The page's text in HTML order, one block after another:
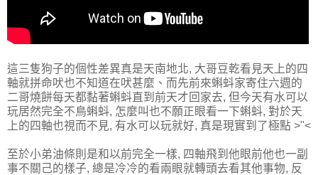
這三隻狗子的個性差異真是天南地北, 大哥豆乾看見天上的四
軸就拼命吠也不知道在吠甚麼、而先前來蝌蚪家寄住六週的
二哥燒餅每天都黏著蝌蚪直到前天才回家去, 但今天有水可以
玩居然完全不鳥蝌蚪, 怎麼叫也不願正眼看一下蝌蚪, 對於天
上的四軸也視而不見, 有水可以玩就好, 真是現實到了極點 >"<
至於小弟油條則是和以前完全一樣, 四軸飛到他眼前他也一副
事不關己的樣子, 總是冷冷的看兩眼就轉頭去看其他事物, 反